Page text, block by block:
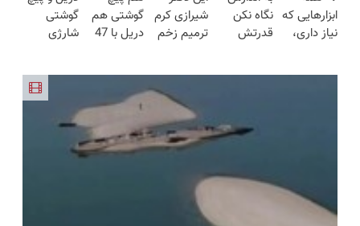
مدت
محدود)
کاربردی با
ضمانت
(نصف
قیمت بازار
در ۱۴۰۴
درمانش کن
ابزارهایی که
نیاز داری،
نگاه نکن
قدرتش
شیرازی کرم
ترمیم زخم
گوشتی هم
دریل با 47
بخرش!🔥
گوشتی
شارژی
سرعت ⚡
(همراه با
متعلقات)